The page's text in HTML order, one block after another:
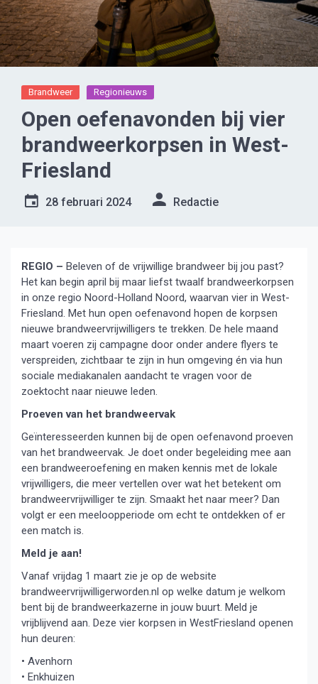
Brandweer Regionieuws
Open oefenavonden bij vier
brandweerkorpsen in West-
Friesland
28 februari 2024 Redactie
REGIO – Beleven of de vrijwillige brandweer bij jou past?
Het kan begin april bij maar liefst twaalf brandweerkorpsen
in onze regio Noord-Holland Noord, waarvan vier in West-
Friesland. Met hun open oefenavond hopen de korpsen
nieuwe brandweervrijwilligers te trekken. De hele maand
maart voeren zij campagne door onder andere flyers te
verspreiden, zichtbaar te zijn in hun omgeving én via hun
sociale mediakanalen aandacht te vragen voor de
zoektocht naar nieuwe leden.
Proeven van het brandweervak
Geïnteresseerden kunnen bij de open oefenavond proeven
van het brandweervak. Je doet onder begeleiding mee aan
een brandweeroefening en maken kennis met de lokale
vrijwilligers, die meer vertellen over wat het betekent om
brandweervrijwilliger te zijn. Smaakt het naar meer? Dan
volgt er een meeloopperiode om echt te ontdekken of er
een match is.
Meld je aan!
Vanaf vrijdag 1 maart zie je op de website
brandweervrijwilligerworden.nl op welke datum je welkom
bent bij de brandweerkazerne in jouw buurt. Meld je
vrijblijvend aan. Deze vier korpsen in WestFriesland openen
hun deuren:
• Avenhorn
• Enkhuizen